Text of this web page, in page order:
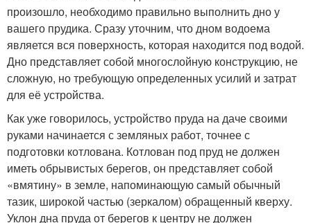
произошло, необходимо правильно выполнить дно у
вашего прудика. Сразу уточним, что дном водоема
является вся поверхность, которая находится под водой.
Дно представляет собой многослойную конструкцию, не
сложную, но требующую определенных усилий и затрат
для её устройства.
Как уже говорилось, устройство пруда на даче своими
руками начинается с земляных работ, точнее с
подготовки котлована. Котлован под пруд не должен
иметь обрывистых берегов, он представляет собой
«вмятину» в земле, напоминающую самый обычный
тазик, широкой частью (зеркалом) обращенный кверху.
Уклон дна пруда от берегов к центру не должен